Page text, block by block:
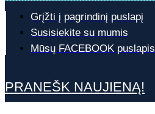
Grįžti į pagrindinį puslapį
Susisiekite su mumis
Mūsų FACEBOOK puslapis
PRANEŠK NAUJIENĄ!